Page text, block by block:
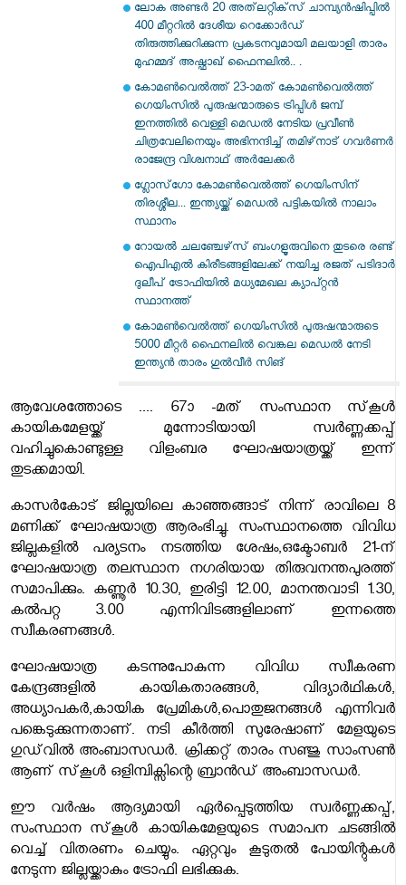
ലോക അണ്ടർ 20 അത്‌ലറ്റിക്‌സ് ചാമ്പ്യൻഷിപ്പിൽ
400 മീറ്ററിൽ ദേശീയ റെക്കോർഡ്
തിരുത്തിക്കുറിക്കുന്ന പ്രകടനവുമായി മലയാളി താരം
മുഹമ്മദ് അഷ്ഫാഖ് ഫൈനലിൽ.. .
കോമൺവെല്‍ത്ത് 23-ാമത് കോമൺ‌വെൽത്ത്
ഗെയിംസിൽ പുരുഷന്മാരുടെ ട്രിപ്പിൾ ജമ്പ്
ഇനത്തിൽ വെള്ളി മെഡൽ നേടിയ പ്രവീൺ
ചിത്രവേലിനെയും അഭിനന്ദിച്ച് തമിഴ്‌നാട് ഗവർണർ
രാജേന്ദ്ര വിശ്വനാഥ് അർലേക്കർ
ഗ്ലോസ്‌ഗോ കോമൺവെൽത്ത് ഗെയിംസിന്
തിരശ്ശീല... ഇന്ത്യയ്ക്ക് മെഡൽ പട്ടികയിൽ നാലാം
സ്ഥാനം
റോയല്‍ ചലഞ്ചേഴ്‌സ് ബംഗളൂരുവിനെ തുടരെ രണ്ട്
ഐപിഎല്‍ കിരീടങ്ങളിലേക്ക് നയിച്ച രജത് പടിദാര്‍
ദുലീപ് ട്രോഫിയില്‍ മധ്യമേഖല ക്യാപ്റ്റൻ
സ്ഥാനത്ത്
കോമൺവെൽത്ത് ഗെയിംസിൽ പുരുഷന്മാരുടെ
5000 മീറ്റർ ഫൈനലിൽ വെങ്കല മെഡൽ നേടി
ഇന്ത്യൻ താരം ഗുൽവീർ സിങ്
ആവേശത്തോടെ .... 67ാ -മത് സംസ്ഥാന സ്‌കൂള്‍
കായികമേളയ്ക്ക് മുന്നോടിയായി സ്വര്‍ണ്ണക്കപ്പ്
വഹിച്ചുകൊണ്ടുള്ള വിളംബര ഘോഷയാത്രയ്ക്ക് ഇന്ന്
തുടക്കമായി.
കാസര്‍കോട് ജില്ലയിലെ കാഞ്ഞങ്ങാട് നിന്ന് രാവിലെ 8
മണിക്ക് ഘോഷയാത്ര ആരംഭിച്ചു. സംസ്ഥാനത്തെ വിവിധ
ജില്ലകളില്‍ പര്യടനം നടത്തിയ ശേഷം,ഒക്ടോബര്‍ 21-ന്
ഘോഷയാത്ര തലസ്ഥാന നഗരിയായ തിരുവനന്തപുരത്ത്
സമാപിക്കും. കണ്ണൂര്‍ 10.30, ഇരിട്ടി 12.00, മാനന്തവാടി 1.30,
കല്‍പറ്റ 3.00 എന്നിവിടങ്ങളിലാണ് ഇന്നത്തെ
സ്വീകരണങ്ങള്‍.
ഘോഷയാത്ര കടന്നുപോകുന്ന വിവിധ സ്വീകരണ
കേന്ദ്രങ്ങളില്‍ കായികതാരങ്ങള്‍, വിദ്യാര്‍ഥികള്‍,
അധ്യാപകര്‍,കായിക പ്രേമികള്‍,പൊതുജനങ്ങള്‍ എന്നിവര്‍
പങ്കെടുക്കുന്നതാണ്. നടി കീര്‍ത്തി സുരേഷാണ് മേളയുടെ
ഗുഡ്‌വില്‍ അംബാസഡര്‍. ക്രിക്കറ്റ് താരം സഞ്ജു സാംസണ്‍
ആണ് സ്‌കൂള്‍ ഒളിമ്പിക്സിന്റെ ബ്രാന്‍ഡ് അംബാസഡര്‍.
ഈ വര്‍ഷം ആദ്യമായി ഏര്‍പ്പെടുത്തിയ സ്വര്‍ണ്ണക്കപ്പ്,
സംസ്ഥാന സ്‌കൂള്‍ കായികമേളയുടെ സമാപന ചടങ്ങില്‍
വെച്ച് വിതരണം ചെയ്യും. ഏറ്റവും കൂടുതല്‍ പോയിന്റുകള്‍
നേടുന്ന ജില്ലയ്ക്കാകും ട്രോഫി ലഭിക്കുക.